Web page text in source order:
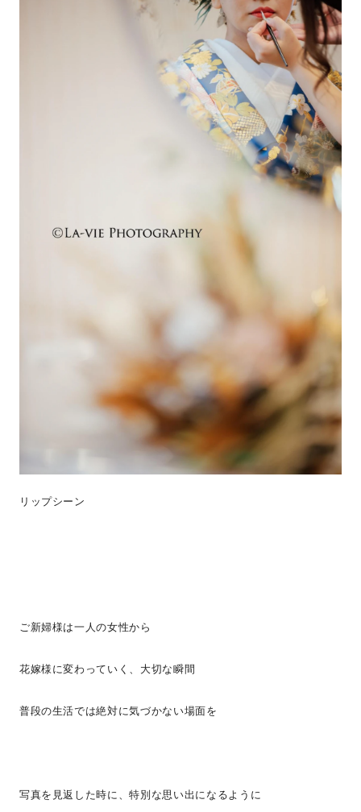
リップシーン
ご新婦様は一人の女性から
花嫁様に変わっていく、大切な瞬間
普段の生活では絶対に気づかない場面を
写真を見返した時に、特別な思い出になるように